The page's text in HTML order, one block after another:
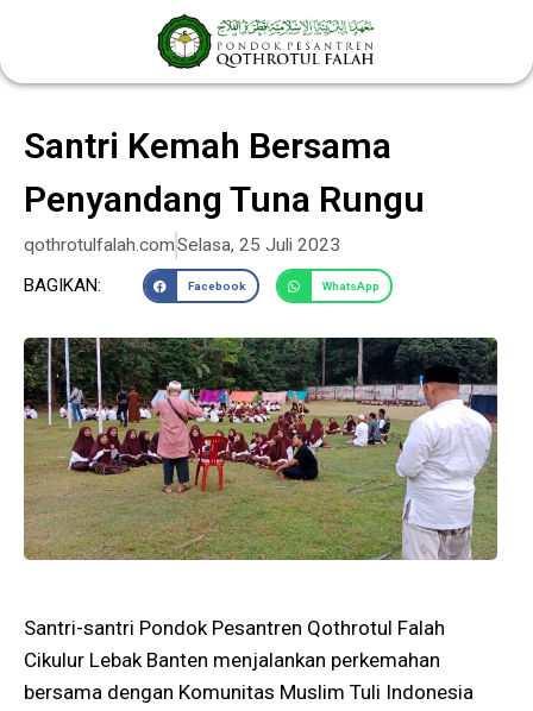
konten
Santri Kemah Bersama
Penyandang Tuna Rungu
qothrotulfalah.comSelasa, 25 Juli 2023
BAGIKAN:
Facebook WhatsApp
Santri-santri Pondok Pesantren Qothrotul Falah
Cikulur Lebak Banten menjalankan perkemahan
bersama dengan Komunitas Muslim Tuli Indonesia